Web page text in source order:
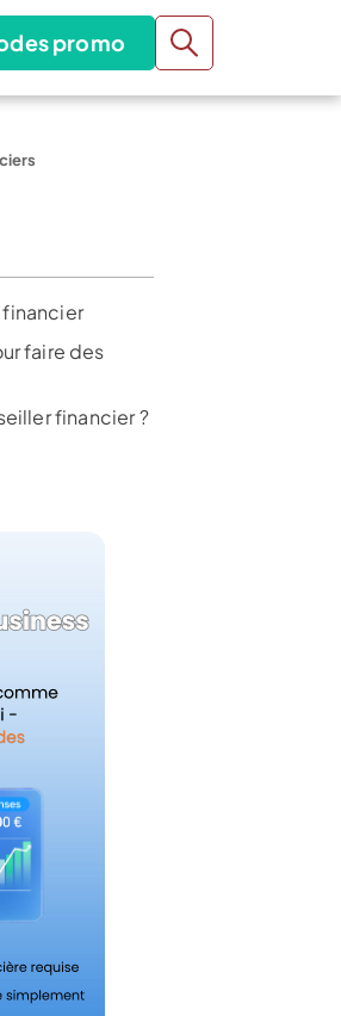
promo
financier
faire des
financier ?